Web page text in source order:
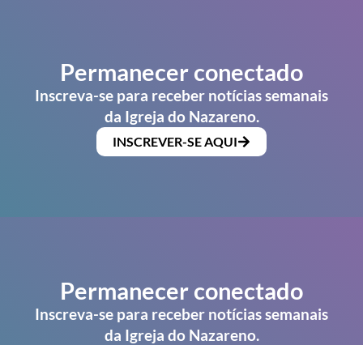
Permanecer conectado
Inscreva-se para receber notícias semanais
da Igreja do Nazareno.
INSCREVER-SE AQUI
Permanecer conectado
Inscreva-se para receber notícias semanais
da Igreja do Nazareno.